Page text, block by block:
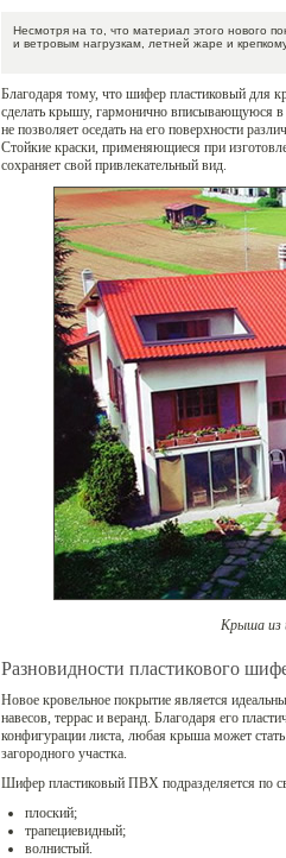
Несмотря на то, что материал этого нового
и ветровым нагрузкам, летней жаре и
Благодаря тому, что шифер пластиковый для
сделать крышу, гармонично вписывающуюся
не позволяет оседать на его поверхности
Стойкие краски, применяющиеся при
сохраняет свой привлекательный вид.
Крыша из
Разновидности пластикового
Новое кровельное покрытие является
навесов, террас и веранд. Благодаря его
конфигурации листа, любая крыша может
загородного участка.
Шифер пластиковый ПВХ подразделяется по
плоский;
трапециевидный;
волнистый.